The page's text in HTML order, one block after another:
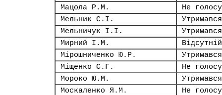
Мацола Р.М.
Не
Мельник С.І.
Утримався
Мельничук І.І.
Утримався
Мирний І.М.
Відсутній
Мірошниченко Ю.Р.
Утримався
Міщенко С.Г.
Не
Мороко Ю.М.
Утримався
Москаленко Я.М.
Не